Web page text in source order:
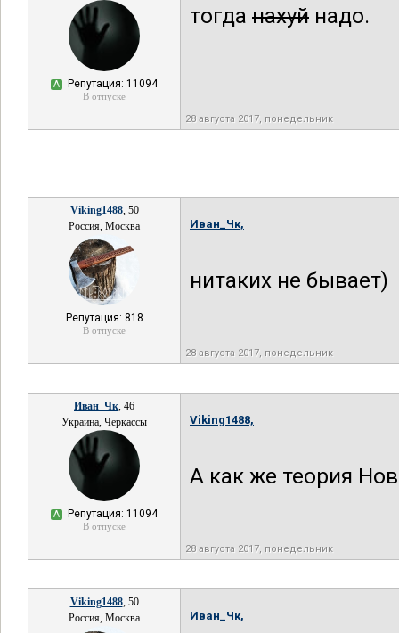
А Репутация: 11094
В отпуске
тогда нахуй надо.
28 августа 2017, понедельник
Viking1488, 50
Россия, Москва
Репутация: 818
В отпуске
Иван_Чк,
нитаких не бывает)
28 августа 2017, понедельник
Иван_Чк, 46
Украина, Черкассы
А Репутация: 11094
В отпуске
Viking1488,
А как же теория
28 августа 2017, понедельник
Viking1488, 50
Россия, Москва
Иван_Чк,